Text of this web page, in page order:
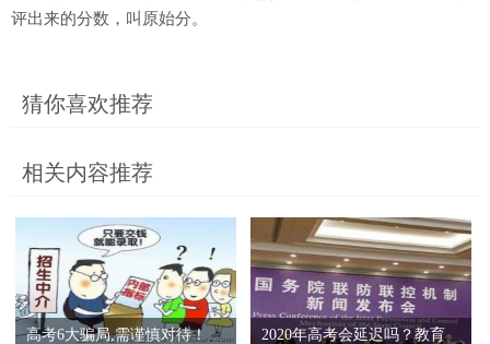
评出来的分数，叫原始分。
猜你喜欢推荐
相关内容推荐
高考6大骗局,需谨慎对待！
2020年高考会延迟吗？教育